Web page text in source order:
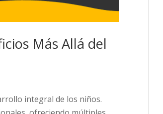
Más Allá del
integral de los niños.